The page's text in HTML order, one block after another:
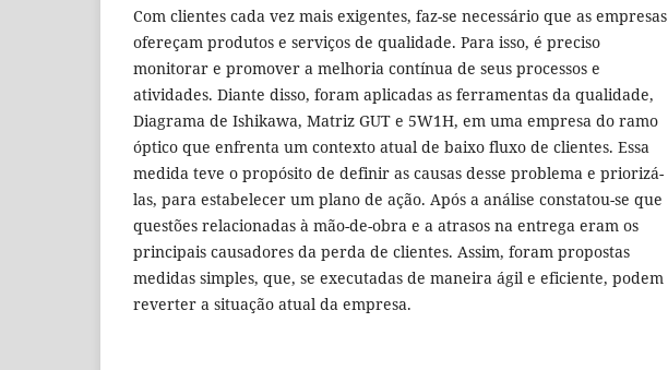
Com clientes cada vez mais exigentes, faz-se necessário que as empresas
ofereçam produtos e serviços de qualidade. Para isso, é preciso
monitorar e promover a melhoria contínua de seus processos e
atividades. Diante disso, foram aplicadas as ferramentas da qualidade,
Diagrama de Ishikawa, Matriz GUT e 5W1H, em uma empresa do ramo
óptico que enfrenta um contexto atual de baixo fluxo de clientes. Essa
medida teve o propósito de definir as causas desse problema e priorizá-
las, para estabelecer um plano de ação. Após a análise constatou-se que
questões relacionadas à mão-de-obra e a atrasos na entrega eram os
principais causadores da perda de clientes. Assim, foram propostas
medidas simples, que, se executadas de maneira ágil e eficiente, podem
reverter a situação atual da empresa.